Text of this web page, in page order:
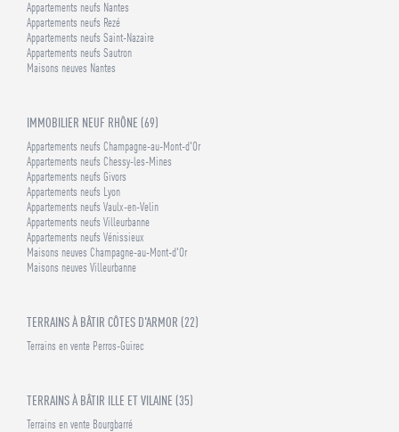
Appartements neufs Nantes
Appartements neufs Rezé
Appartements neufs Saint-Nazaire
Appartements neufs Sautron
Maisons neuves Nantes
IMMOBILIER NEUF RHÔNE (69)
Appartements neufs Champagne-au-Mont-d'Or
Appartements neufs Chessy-les-Mines
Appartements neufs Givors
Appartements neufs Lyon
Appartements neufs Vaulx-en-Velin
Appartements neufs Villeurbanne
Appartements neufs Vénissieux
Maisons neuves Champagne-au-Mont-d'Or
Maisons neuves Villeurbanne
TERRAINS À BÂTIR CÔTES D'ARMOR (22)
Terrains en vente Perros-Guirec
TERRAINS À BÂTIR ILLE ET VILAINE (35)
Terrains en vente Bourgbarré